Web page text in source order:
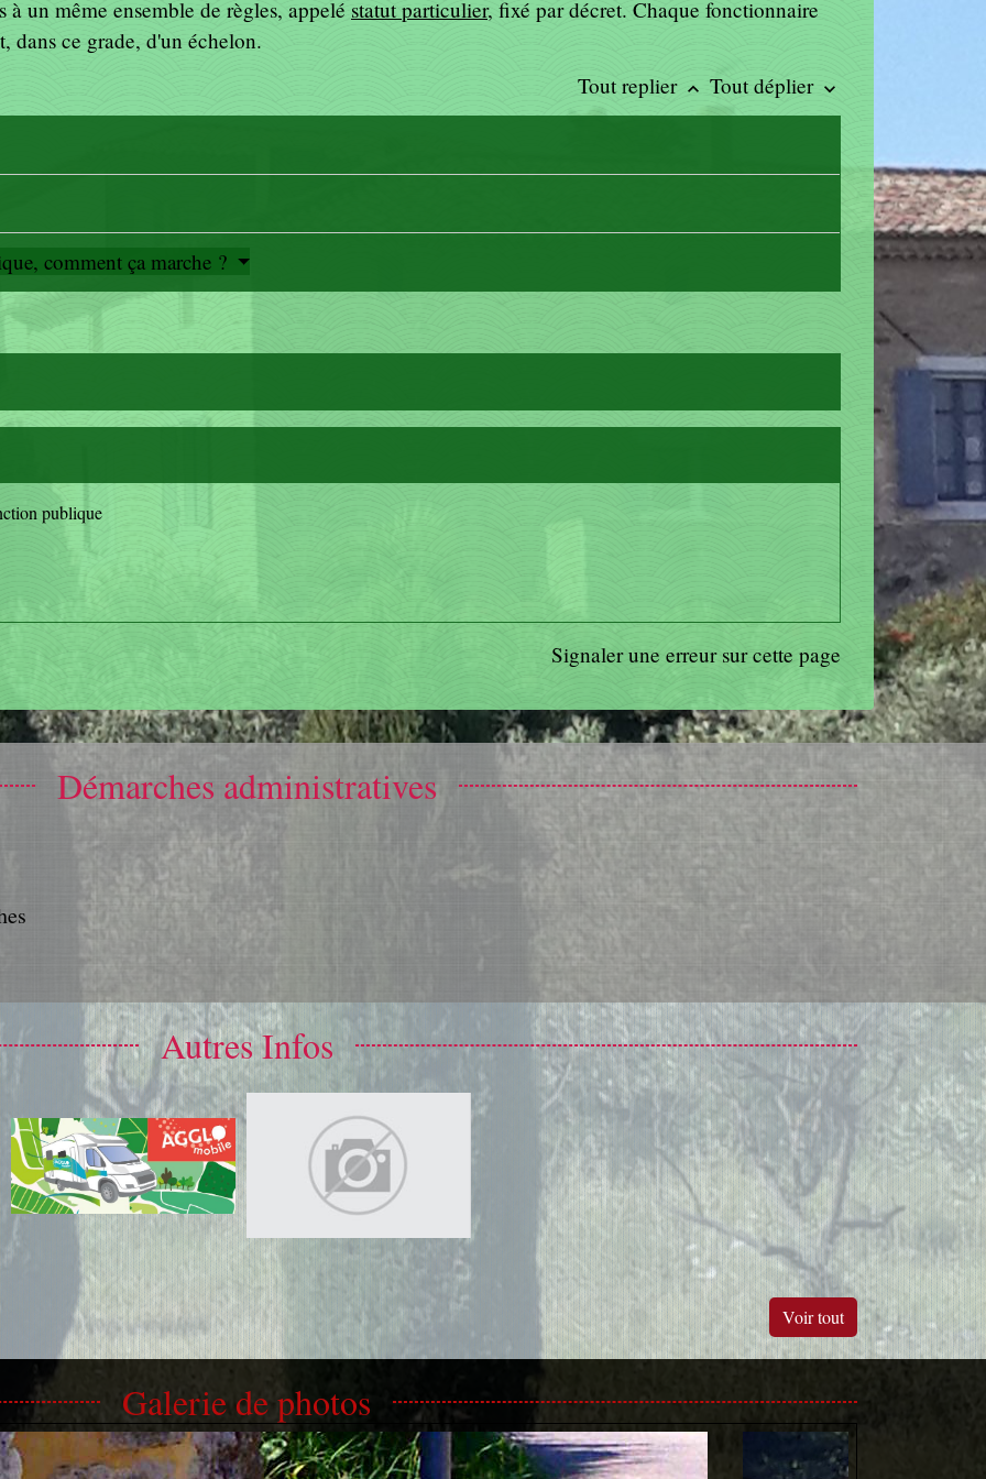
un même ensemble de règles, appelé statut particulier, fixé par décret. Chaque fonctionnaire
dans ce grade, d'un échelon.
Tout replier keyboard_arrow_up Tout déplier keyboard_arrow_down
comment ça marche ?
publique
Signaler une erreur sur cette page
Démarches administratives
Autres Infos
Voir tout
Galerie de photos